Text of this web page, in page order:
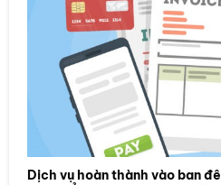
Dịch vụ hoàn thành vào ban